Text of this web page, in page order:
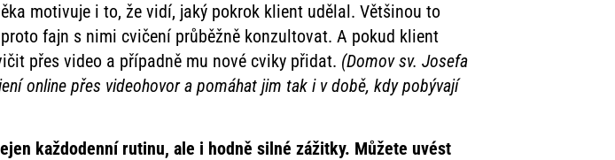
motivuje i to, že vidí, jaký pokrok klient udělal. Většinou to
fajn s nimi cvičení průběžně konzultovat. A pokud klient
přes video a případně mu nové cviky přidat. (Domov sv. Josefa
online přes videohovor a pomáhat jim tak i v době, kdy pobývají
každodenní rutinu, ale i hodně silné zážitky. Můžete uvést